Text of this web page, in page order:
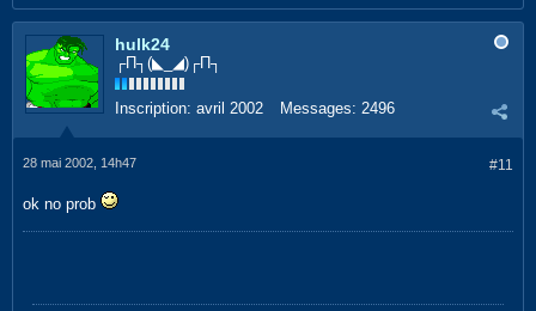
hulk24
┌П┐(◣_◢)┌П┐
Inscription: avril 2002 Messages: 2496
#11
28 mai 2002, 14h47
ok no prob